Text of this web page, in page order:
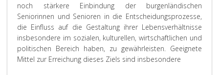
noch stärkere Einbindung der burgenländischen
Seniorinnen und Senioren in die Entscheidungsprozesse,
die Einfluss auf die Gestaltung ihrer Lebensverhältnisse
insbesondere im sozialen, kulturellen, wirtschaftlichen und
politischen Bereich haben, zu gewährleisten. Geeignete
Mittel zur Erreichung dieses Ziels sind insbesondere